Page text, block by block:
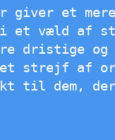
et mere
i et væld af
dristige og
strejf af
til dem,